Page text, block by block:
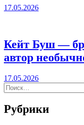
17.05.2026
Кейт Буш —
автор
17.05.2026
Найти:
Рубрики